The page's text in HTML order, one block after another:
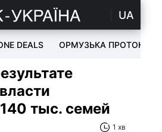
UA
DEALS ОРМУЗЬКА ПРОТОКА
тыс. семей
1 хв